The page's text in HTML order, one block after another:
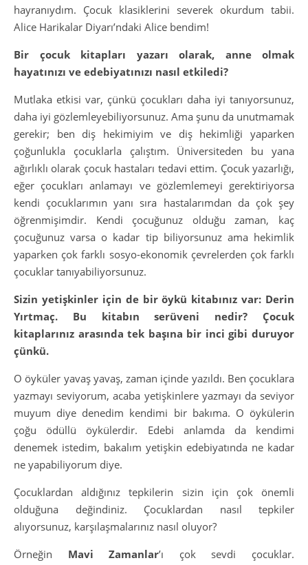
hayranıydım. Çocuk klasiklerini severek okurdum tabii.
Alice Harikalar Diyarı’ndaki Alice bendim!
Bir çocuk kitapları yazarı olarak, anne olmak
hayatınızı ve edebiyatınızı nasıl etkiledi?
Mutlaka etkisi var, çünkü çocukları daha iyi tanıyorsunuz,
daha iyi gözlemleyebiliyorsunuz. Ama şunu da unutmamak
gerekir; ben diş hekimiyim ve diş hekimliği yaparken
çoğunlukla çocuklarla çalıştım. Üniversiteden bu yana
ağırlıklı olarak çocuk hastaları tedavi ettim. Çocuk yazarlığı,
eğer çocukları anlamayı ve gözlemlemeyi gerektiriyorsa
kendi çocuklarımın yanı sıra hastalarımdan da çok şey
öğrenmişimdir. Kendi çocuğunuz olduğu zaman, kaç
çocuğunuz varsa o kadar tip biliyorsunuz ama hekimlik
yaparken çok farklı sosyo-ekonomik çevrelerden çok farklı
çocuklar tanıyabiliyorsunuz.
Sizin yetişkinler için de bir öykü kitabınız var: Derin
Yırtmaç. Bu kitabın serüveni nedir? Çocuk
kitaplarınız arasında tek başına bir inci gibi duruyor
çünkü.
O öyküler yavaş yavaş, zaman içinde yazıldı. Ben çocuklara
yazmayı seviyorum, acaba yetişkinlere yazmayı da seviyor
muyum diye denedim kendimi bir bakıma. O öykülerin
çoğu ödüllü öykülerdir. Edebi anlamda da kendimi
denemek istedim, bakalım yetişkin edebiyatında ne kadar
ne yapabiliyorum diye.
Çocuklardan aldığınız tepkilerin sizin için çok önemli
olduğuna değindiniz. Çocuklardan nasıl tepkiler
alıyorsunuz, karşılaşmalarınız nasıl oluyor?
Örneğin Mavi Zamanlar’ı çok sevdi çocuklar.